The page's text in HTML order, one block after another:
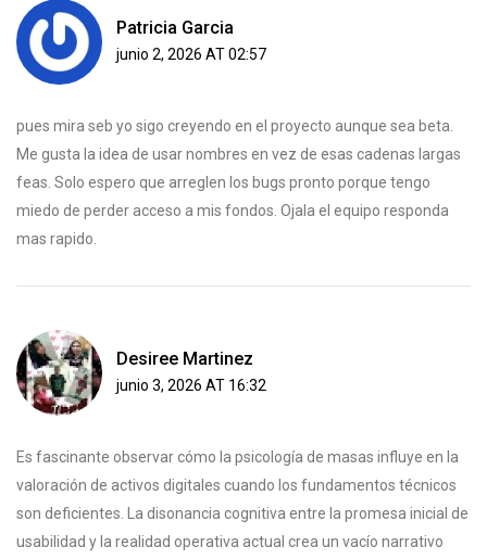
Patricia Garcia
junio 2, 2026 AT 02:57
pues mira seb yo sigo creyendo en el proyecto aunque sea beta.
Me gusta la idea de usar nombres en vez de esas cadenas largas
feas. Solo espero que arreglen los bugs pronto porque tengo
miedo de perder acceso a mis fondos. Ojala el equipo responda
mas rapido.
Desiree Martinez
junio 3, 2026 AT 16:32
Es fascinante observar cómo la psicología de masas influye en la
valoración de activos digitales cuando los fundamentos técnicos
son deficientes. La disonancia cognitiva entre la promesa inicial de
usabilidad y la realidad operativa actual crea un vacío narrativo